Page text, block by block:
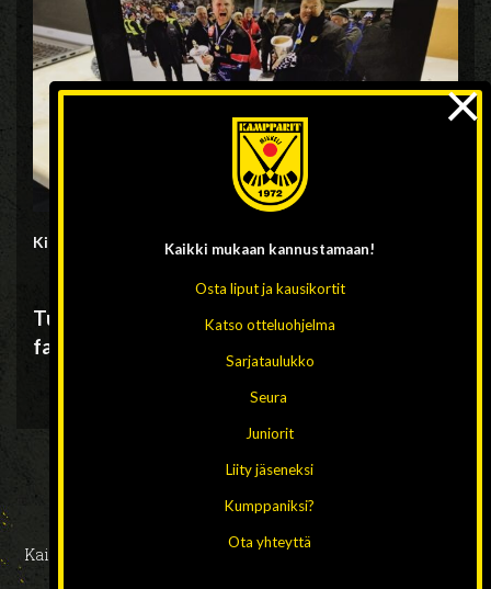
Kirjan hinta 40€.
Tuotteet myynnissä myös finaalin
fanibussissa/-busseissa!
Kaikki oikeudet pidätetään 2026 // Design ja toteutus:
Kaikki mukaan kannustamaan!
Osta liput ja kausikortit
Katso otteluohjelma
Sarjataulukko
Seura
Juniorit
Liity jäseneksi
Kumppaniksi?
Ota yhteyttä
×